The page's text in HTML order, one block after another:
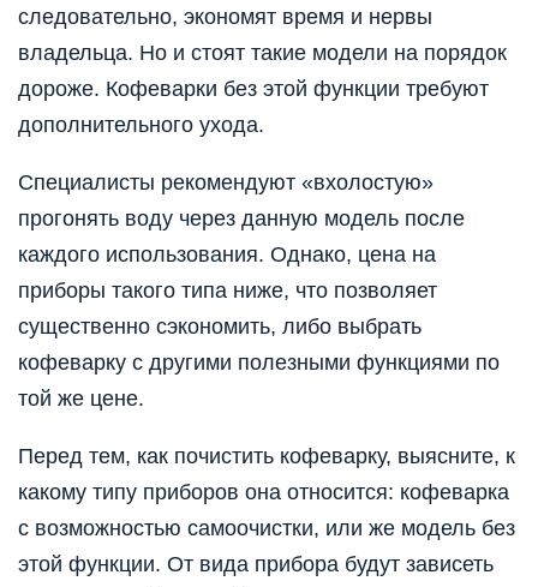
следовательно, экономят время и нервы
владельца. Но и стоят такие модели на порядок
дороже. Кофеварки без этой функции требуют
дополнительного ухода.
Специалисты рекомендуют «вхолостую»
прогонять воду через данную модель после
каждого использования. Однако, цена на
приборы такого типа ниже, что позволяет
существенно сэкономить, либо выбрать
кофеварку с другими полезными функциями по
той же цене.
Перед тем, как почистить кофеварку, выясните, к
какому типу приборов она относится: кофеварка
с возможностью самоочистки, или же модель без
этой функции. От вида прибора будут зависеть